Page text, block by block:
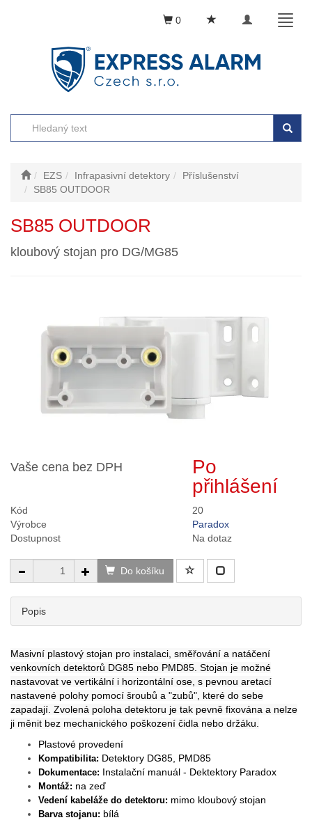
Toggle
0
EZS Infrapasivní detektory
Příslušenství
SB85 OUTDOOR
SB85 OUTDOOR
kloubový stojan pro DG/MG85
Vaše cena bez DPH
Po
přihlášení
Kód
20
Výrobce
Paradox
Dostupnost
Na dotaz
Do košíku
Popis
Masivní plastový stojan pro instalaci, směřování a natáčení
venkovních detektorů DG85 nebo PMD85. Stojan je možné
nastavovat ve vertikální i horizontální ose, s pevnou aretací
nastavené polohy pomocí šroubů a "zubů", které do sebe
zapadají. Zvolená poloha detektoru je tak pevně fixována a nelze
ji měnit bez mechanického poškození čidla nebo držáku.
Plastové provedení
Kompatibilita: Detektory DG85, PMD85
Dokumentace: Instalační manuál - Dektektory Paradox
Montáž: na zeď
Vedení kabeláže do detektoru: mimo kloubový stojan
Barva stojanu: bílá